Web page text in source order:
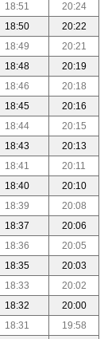
18:51
20:24
18:50
20:22
18:49
20:21
18:48
20:19
18:46
20:18
18:45
20:16
18:44
20:15
18:43
20:13
18:41
20:11
18:40
20:10
18:39
20:08
18:37
20:06
18:36
20:05
18:35
20:03
18:33
20:02
18:32
20:00
18:31
19:58